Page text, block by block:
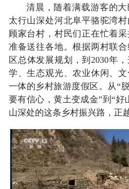
清晨，随着满载游客的
太行山深处河北阜平骆驼湾
顾家台村，村民们正在忙着
准备送往各地。根据两村联
区总体发展规划，到2030年
学、生态观光、农业休闲、
一体的乡村旅游度假区。从“
要有信心，黄土变成金”到“好
山深处的这条乡村振兴路，正